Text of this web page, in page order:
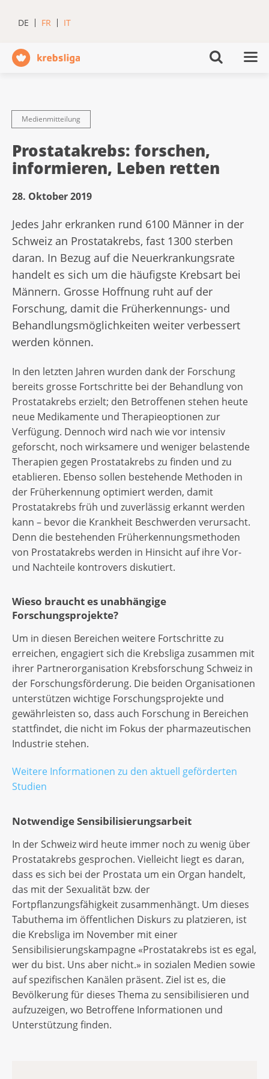
DE FR IT
Medienmitteilung
Prostatakrebs: forschen,
informieren, Leben retten
28. Oktober 2019
Jedes Jahr erkranken rund 6100 Männer in der
Schweiz an Prostatakrebs, fast 1300 sterben
daran. In Bezug auf die Neuerkrankungsrate
handelt es sich um die häufigste Krebsart bei
Männern. Grosse Hoffnung ruht auf der
Forschung, damit die Früherkennungs- und
Behandlungsmöglichkeiten weiter verbessert
werden können.
In den letzten Jahren wurden dank der Forschung
bereits grosse Fortschritte bei der Behandlung von
Prostatakrebs erzielt; den Betroffenen stehen heute
neue Medikamente und Therapieoptionen zur
Verfügung. Dennoch wird nach wie vor intensiv
geforscht, noch wirksamere und weniger belastende
Therapien gegen Prostatakrebs zu finden und zu
etablieren. Ebenso sollen bestehende Methoden in
der Früherkennung optimiert werden, damit
Prostatakrebs früh und zuverlässig erkannt werden
kann – bevor die Krankheit Beschwerden verursacht.
Denn die bestehenden Früherkennungsmethoden
von Prostatakrebs werden in Hinsicht auf ihre Vor-
und Nachteile kontrovers diskutiert.
Wieso braucht es unabhängige
Forschungsprojekte?
Um in diesen Bereichen weitere Fortschritte zu
erreichen, engagiert sich die Krebsliga zusammen mit
ihrer Partnerorganisation Krebsforschung Schweiz in
der Forschungsförderung. Die beiden Organisationen
unterstützen wichtige Forschungsprojekte und
gewährleisten so, dass auch Forschung in Bereichen
stattfindet, die nicht im Fokus der pharmazeutischen
Industrie stehen.
Weitere Informationen zu den aktuell geförderten
Studien
Notwendige Sensibilisierungsarbeit
In der Schweiz wird heute immer noch zu wenig über
Prostatakrebs gesprochen. Vielleicht liegt es daran,
dass es sich bei der Prostata um ein Organ handelt,
das mit der Sexualität bzw. der
Fortpflanzungsfähigkeit zusammenhängt. Um dieses
Tabuthema im öffentlichen Diskurs zu platzieren, ist
die Krebsliga im November mit einer
Sensibilisierungskampagne «Prostatakrebs ist es egal,
wer du bist. Uns aber nicht.» in sozialen Medien sowie
auf spezifischen Kanälen präsent. Ziel ist es, die
Bevölkerung für dieses Thema zu sensibilisieren und
aufzuzeigen, wo Betroffene Informationen und
Unterstützung finden.